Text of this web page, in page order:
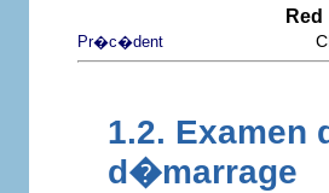
Pr�c�dent
1.2.
d�marrage